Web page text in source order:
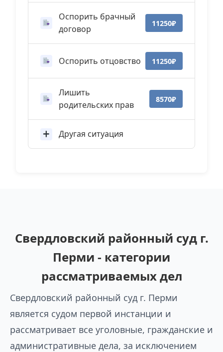
Оспорить брачный
договор
11250₽
Оспорить отцовство 11250₽
Лишить
родительских прав
8570₽
Другая ситуация
Свердловский районный суд г.
Перми - категории
рассматриваемых дел
Свердловский районный суд г. Перми
является судом первой инстанции и
рассматривает все уголовные, гражданские и
административные дела, за исключением